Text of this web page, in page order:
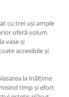
cu trei uși ample
oferă volum
vase și
accesibile și
la înălțime
timp și efort